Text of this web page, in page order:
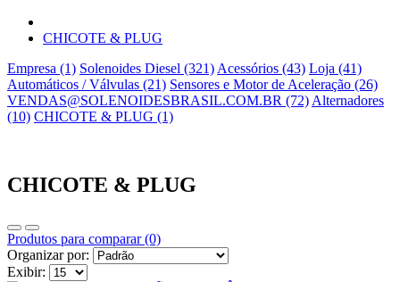
CHICOTE & PLUG
Empresa (1) Solenoides Diesel (321) Acessórios (43) Loja (41)
Automáticos / Válvulas (21) Sensores e Motor de Aceleração (26)
VENDAS@SOLENOIDESBRASIL.COM.BR (72) Alternadores
(10) CHICOTE & PLUG (1)
CHICOTE & PLUG
Produtos para comparar (0)
Organizar por:
Exibir: